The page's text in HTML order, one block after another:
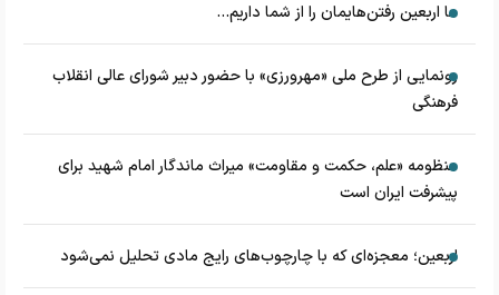
ما اربعین رفتن‌هایمان را از شما داریم...
رونمایی از طرح ملی «مهرورزی» با حضور دبیر شورای عالی انقلاب
فرهنگی
منظومه «علم، حکمت و مقاومت» میراث ماندگار امام شهید برای
پیشرفت ایران است
اربعین؛ معجزه‌ای که با چارچوب‌های رایج مادی تحلیل نمی‌شود